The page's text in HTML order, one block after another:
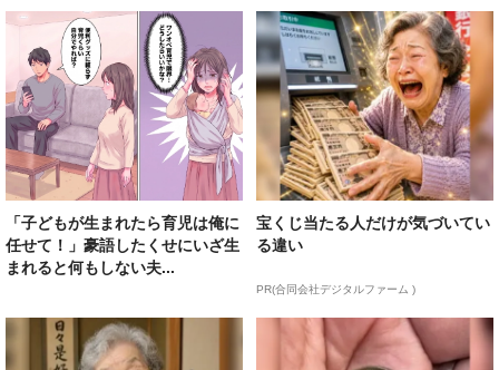
「子どもが生まれたら育児は俺に
任せて！」豪語したくせにいざ生
まれると何もしない夫...
宝くじ当たる人だけが気づいてい
る違い
PR(合同会社デジタルファーム )